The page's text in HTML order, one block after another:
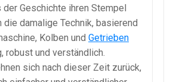
der Geschichte ihren Stempel
die damalige Technik, basierend
Kolben und Getrieben
robust und verständlich.
sich nach dieser Zeit zurück,